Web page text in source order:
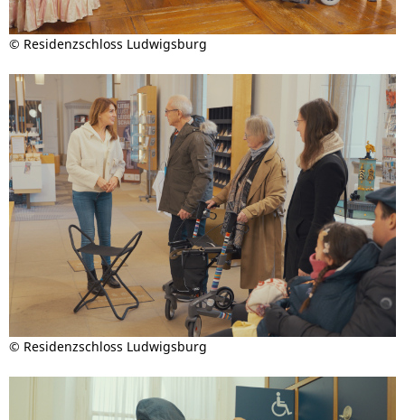
© Residenzschloss Ludwigsburg
© Residenzschloss Ludwigsburg